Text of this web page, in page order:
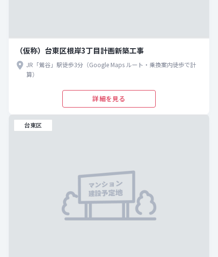
（仮称）台東区根岸3丁目計画新築工事
JR「鶯谷」駅徒歩3分（Google Maps ルート・乗換案内徒歩で計
算）
詳細を見る
台東区